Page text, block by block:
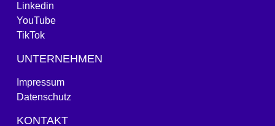
Linkedin
YouTube
TikTok
UNTERNEHMEN
Impressum
Datenschutz
KONTAKT